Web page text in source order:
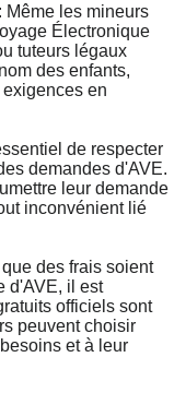
Même les mineurs
Électronique
tuteurs légaux
des enfants,
en
de respecter
demandes d'AVE.
leur demande
inconvénient lié
des frais soient
d'AVE, il est
officiels sont
peuvent choisir
et à leur